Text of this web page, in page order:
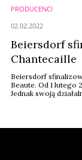
PRODUCENCI
Beiersdorf
Chantecaille
Beiersdorf
Beaute. Od 1 lutego
Jednak swoją
02.02.2022